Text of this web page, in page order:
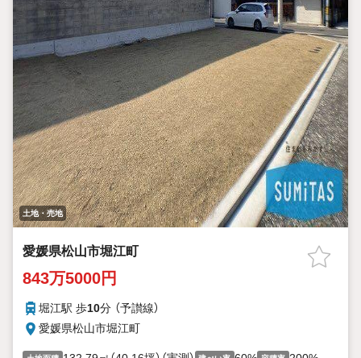
土地・売地
愛媛県松山市堀江町
843万5000円
堀江駅 歩10分 （予讃線）
愛媛県松山市堀江町